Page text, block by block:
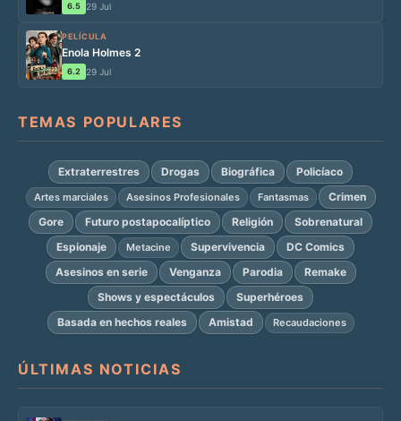
6.5 29 Jul
PELÍCULA
Enola Holmes 2
6.2 29 Jul
TEMAS POPULARES
Extraterrestres Drogas Biográfica Policíaco
Artes marciales Asesinos Profesionales Fantasmas
Crimen
Gore
Futuro postapocalíptico Religión
Sobrenatural
Espionaje
Metacine Supervivencia
DC Comics
Asesinos en serie
Venganza Parodia
Remake
Shows y espectáculos
Superhéroes
Basada en hechos reales
Amistad Recaudaciones
ÚLTIMAS NOTICIAS